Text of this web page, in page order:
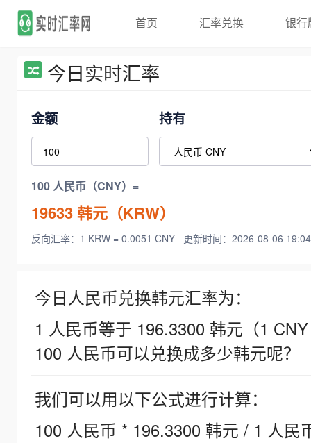
首页 汇率兑换 银行
今日实时汇率
金额 持有
100 人民币（CNY）=
19633韩元（KRW）
反向汇率：1 KRW = 0.0051 CNY 更新时间：2026-08-06
今日人民币兑换韩元汇率为：
1 人民币等于 196.3300 韩元（1
100 人民币可以兑换成多少韩元呢？
我们可以用以下公式进行计算：
100 人民币 * 196.3300 韩元 / 1 人民